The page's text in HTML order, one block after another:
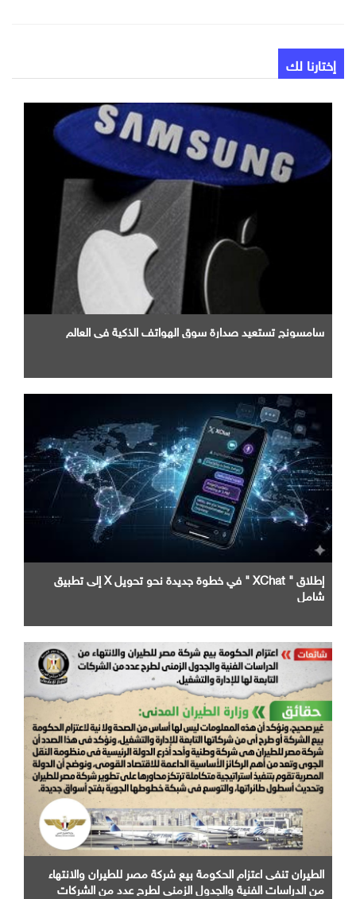
إختارنا لك
سامسونج تستعيد صدارة سوق الهواتف الذكية في العالم
إطلاق " XChat " في خطوة جديدة نحو تحويل X إلى تطبيق
شامل
الطيران تنفى اعتزام الحكومة بيع شركة مصر للطيران والانتهاء
من الدراسات الفنية والجدول الزمني لطرح عدد من الشركات